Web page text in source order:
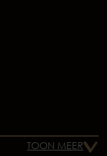
TOON MEER